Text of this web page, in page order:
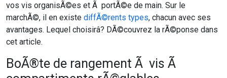
vos vis organisÃ©es et Ã portÃ©e de main. Sur le
marchÃ©, il en existe diffÃ©rents types, chacun avec ses
avantages. Lequel choisirâ? DÃ©couvrez la rÃ©ponse dans
cet article.
BoÃ®te de rangement Ã vis Ã